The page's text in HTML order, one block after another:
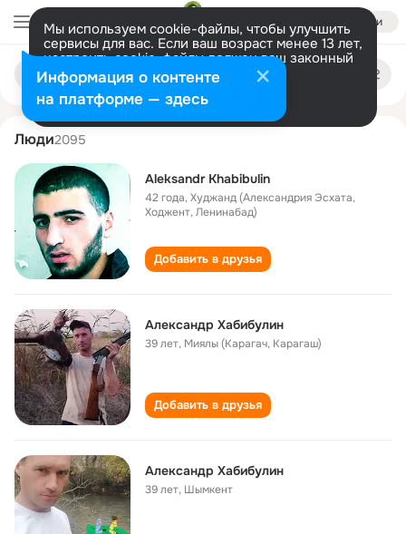
Войти
Мы используем cookie-файлы, чтобы улучшить
сервисы для вас. Если ваш возраст менее 13 лет,
настроить cookie-файлы должен ваш законный
представитель. Больше информации
Разрешить все Настроить
Поиск
людям
aleksandr khabibulin
Люди2095
Aleksandr Khabibulin
42 года,Худжанд (Александрия Эсхата,
Ходжент, Ленинабад)
Добавить в друзья
Александр Хабибулин
39 лет, Миялы (Kарагач, Карагаш)
Добавить в друзья
Александр Хабибулин
39 лет, Шымкент
Информация о контенте
на платформе — здесь